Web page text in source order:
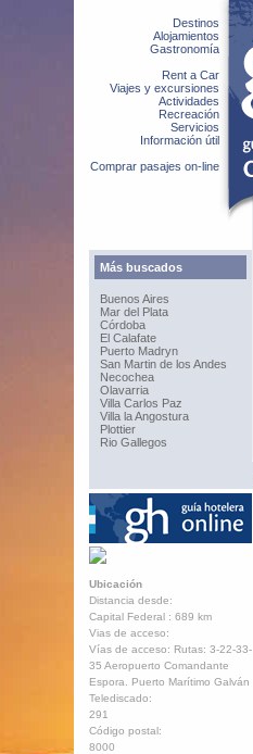
Destinos
Alojamientos
Gastronomía
Rent a Car
Viajes y excursiones
Actividades
Recreación
Servicios
Información útil
Comprar pasajes on-line
Más buscados
Buenos Aires
Mar del Plata
Córdoba
El Calafate
Puerto Madryn
San Martin de los Andes
Necochea
Olavarria
Villa Carlos Paz
Villa la Angostura
Plottier
Rio Gallegos
Ubicación
Distancia desde:
Capital Federal : 689 km
Vias de acceso:
Vías de acceso: Rutas: 3-22-33-
35 Aeropuerto Comandante
Espora. Puerto Marítimo Galván
Telediscado:
291
Código postal:
8000